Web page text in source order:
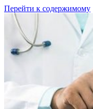
Перейти к содержимому